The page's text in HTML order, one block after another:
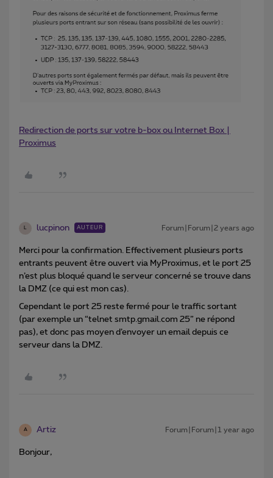
Redirection de ports sur votre b-box ou Internet Box |
Proximus
L lucpinon AUTEUR Forum|Forum|2 years ago
Merci pour la confirmation. Effectivement plusieurs ports
entrants peuvent être ouvert via MyProximus, et le port 25
n’est plus bloqué quand le serveur concerné se trouve dans
la DMZ (ce qui est mon cas).
Cependant le port 25 reste fermé pour le traffic sortant
(par exemple un “telnet smtp.gmail.com 25” ne répond
pas), et donc pas moyen d’envoyer un email depuis ce
serveur dans la DMZ.
A Artiz Forum|Forum|1 year ago
Bonjour,